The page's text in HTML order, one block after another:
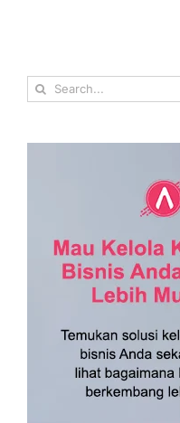
Search
for: